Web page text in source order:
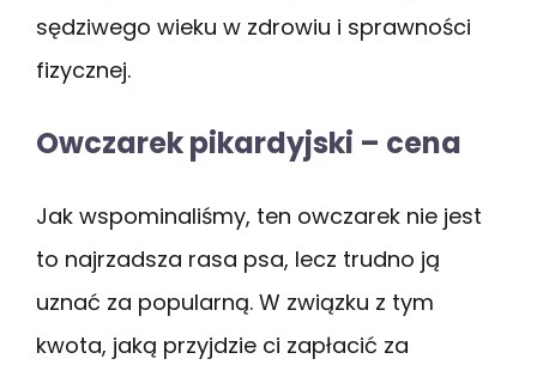
sędziwego wieku w zdrowiu i sprawności
fizycznej.
Owczarek pikardyjski – cena
Jak wspominaliśmy, ten owczarek nie jest
to najrzadsza rasa psa, lecz trudno ją
uznać za popularną. W związku z tym
kwota, jaką przyjdzie ci zapłacić za